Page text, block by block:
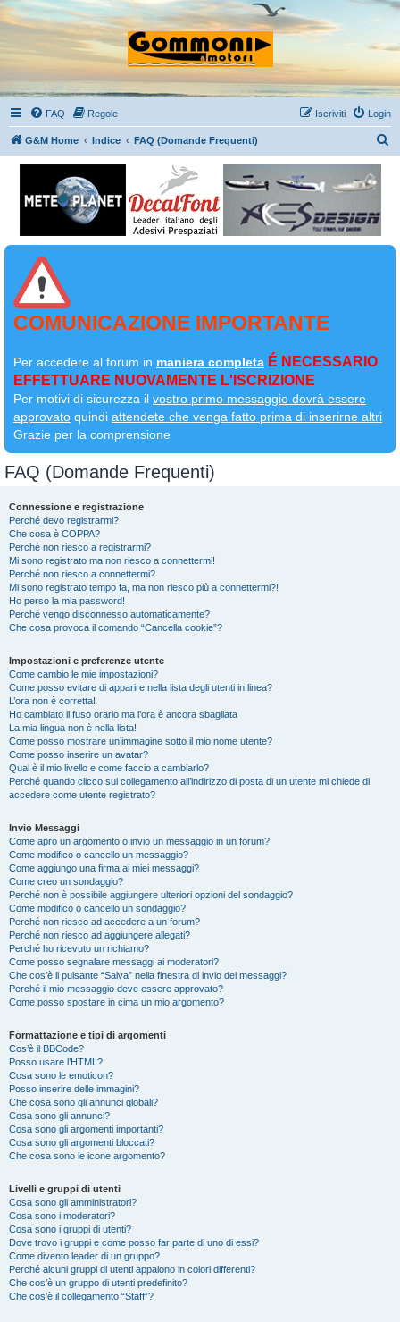
FAQ Regole Login
Iscriviti
G&M Home Indice FAQ (Domande Frequenti)
COMUNICAZIONE IMPORTANTE
Per accedere al forum in maniera completa É NECESSARIO
EFFETTUARE NUOVAMENTE L'ISCRIZIONE
Per motivi di sicurezza il vostro primo messaggio dovrà essere
approvato quindi attendete che venga fatto prima di inserirne altri
Grazie per la comprensione
FAQ (Domande Frequenti)
Connessione e registrazione
Perché devo registrarmi?
Che cosa è COPPA?
Perché non riesco a registrarmi?
Mi sono registrato ma non riesco a connettermi!
Perché non riesco a connettermi?
Mi sono registrato tempo fa, ma non riesco più a connettermi?!
Ho perso la mia password!
Perché vengo disconnesso automaticamente?
Che cosa provoca il comando “Cancella cookie”?
Impostazioni e preferenze utente
Come cambio le mie impostazioni?
Come posso evitare di apparire nella lista degli utenti in linea?
L’ora non è corretta!
Ho cambiato il fuso orario ma l’ora è ancora sbagliata
La mia lingua non è nella lista!
Come posso mostrare un’immagine sotto il mio nome utente?
Come posso inserire un avatar?
Qual è il mio livello e come faccio a cambiarlo?
Perché quando clicco sul collegamento all’indirizzo di posta di un utente mi chiede di
accedere come utente registrato?
Invio Messaggi
Come apro un argomento o invio un messaggio in un forum?
Come modifico o cancello un messaggio?
Come aggiungo una firma ai miei messaggi?
Come creo un sondaggio?
Perché non è possibile aggiungere ulteriori opzioni del sondaggio?
Come modifico o cancello un sondaggio?
Perché non riesco ad accedere a un forum?
Perché non riesco ad aggiungere allegati?
Perché ho ricevuto un richiamo?
Come posso segnalare messaggi ai moderatori?
Che cos’è il pulsante “Salva” nella finestra di invio dei messaggi?
Perché il mio messaggio deve essere approvato?
Come posso spostare in cima un mio argomento?
Formattazione e tipi di argomenti
Cos’è il BBCode?
Posso usare l’HTML?
Cosa sono le emoticon?
Posso inserire delle immagini?
Che cosa sono gli annunci globali?
Cosa sono gli annunci?
Cosa sono gli argomenti importanti?
Cosa sono gli argomenti bloccati?
Che cosa sono le icone argomento?
Livelli e gruppi di utenti
Cosa sono gli amministratori?
Cosa sono i moderatori?
Cosa sono i gruppi di utenti?
Dove trovo i gruppi e come posso far parte di uno di essi?
Come divento leader di un gruppo?
Perché alcuni gruppi di utenti appaiono in colori differenti?
Che cos’è un gruppo di utenti predefinito?
Che cos’è il collegamento “Staff”?